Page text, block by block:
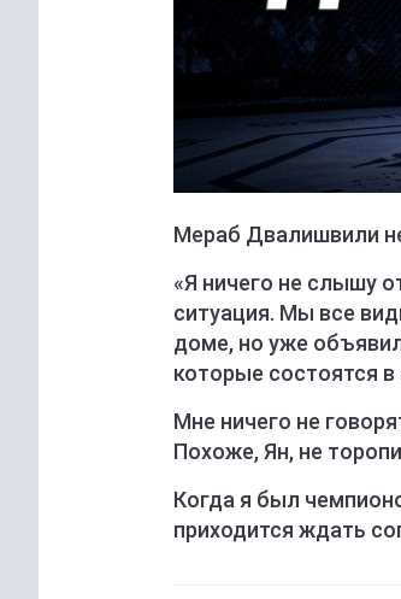
Мераб Двалишвили
«Я ничего не слышу
ситуация. Мы все
доме, но уже
которые состоятся в
Мне ничего не
Похоже, Ян, не
Когда я был
приходится ждать